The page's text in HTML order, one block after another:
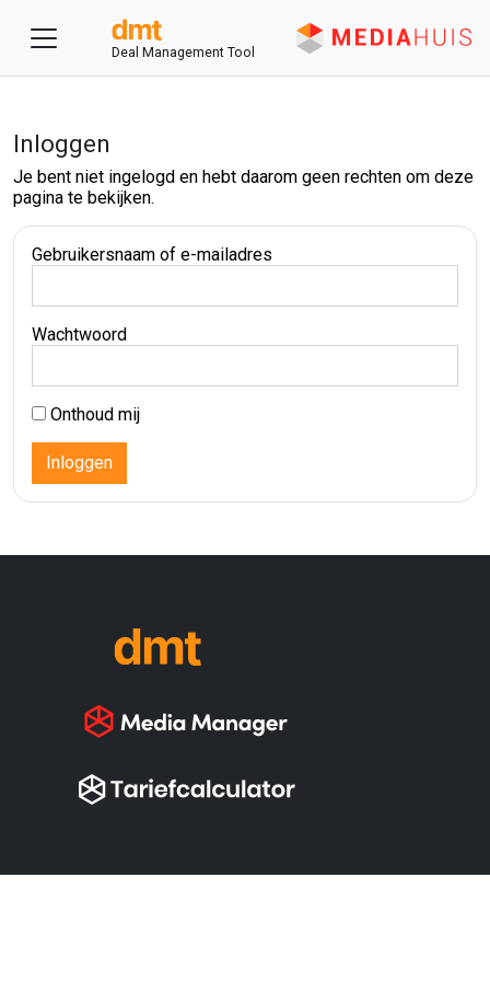
Deal Management Tool
Inloggen
Je bent niet ingelogd en hebt daarom geen rechten om deze
pagina te bekijken.
Gebruikersnaam of e-mailadres
Wachtwoord
Onthoud mij